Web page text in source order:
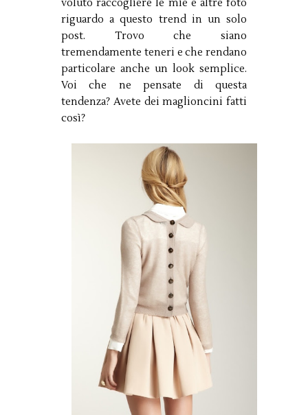
voluto raccogliere le mie e altre foto
riguardo a questo trend in un solo
post. Trovo che siano
tremendamente teneri e che rendano
particolare anche un look semplice.
Voi che ne pensate di questa
tendenza? Avete dei maglioncini fatti
così?